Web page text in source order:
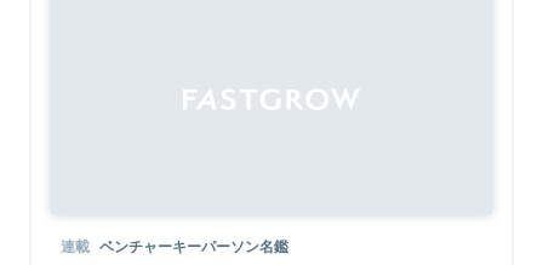
連載 ベンチャーキーパーソン名鑑